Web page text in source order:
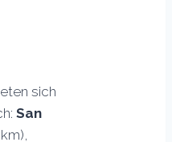
sich
San